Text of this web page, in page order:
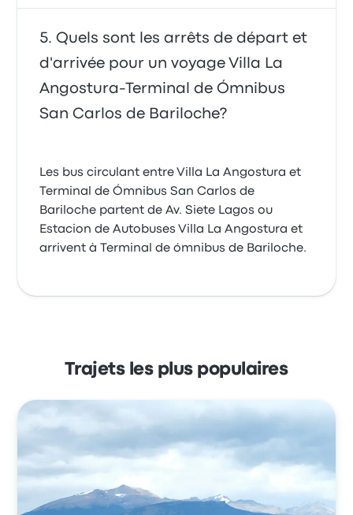
Quels sont les arrêts de départ et
d'arrivée pour un voyage Villa La
Angostura-Terminal de Ómnibus
San Carlos de Bariloche?
Les bus circulant entre Villa La Angostura et
Terminal de Ómnibus San Carlos de
Bariloche partent de Av. Siete Lagos ou
Estacion de Autobuses Villa La Angostura et
arrivent à Terminal de ómnibus de Bariloche.
Trajets les plus populaires